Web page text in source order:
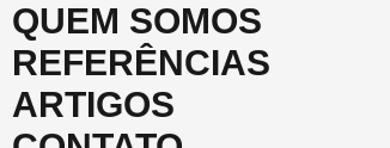
QUEM SOMOS
REFERÊNCIAS
ARTIGOS